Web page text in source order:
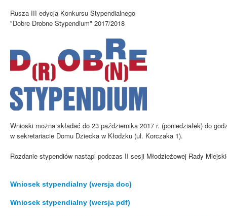
Rusza III edycja Konkursu Stypendialnego
"Dobre Drobne Stypendium" 2017/2018
Wnioski można składać do 23 października 2017 r. (poniedziałek) do
w sekretariacie Domu Dziecka w Kłodzku (ul. Korczaka 1).
Rozdanie stypendiów nastąpi podczas II sesji Młodzieżowej Rady
Wniosek stypendialny (wersja doc)
Wniosek stypendialny (wersja pdf)